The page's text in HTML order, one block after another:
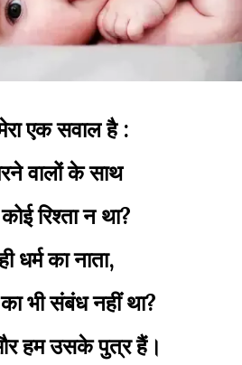
एक सवाल है :
वालों के साथ
रिश्ता न था?
धर्म का नाता,
भी संबंध नहीं था?
हम उसके पुत्र हैं।